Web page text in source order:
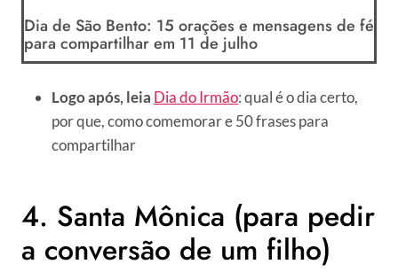
Dia de São Bento: 15 orações e mensagens de fé
para compartilhar em 11 de julho
Logo após, leia Dia do Irmão: qual é o dia certo,
por que, como comemorar e 50 frases para
compartilhar
4. Santa Mônica (para pedir
a conversão de um filho)